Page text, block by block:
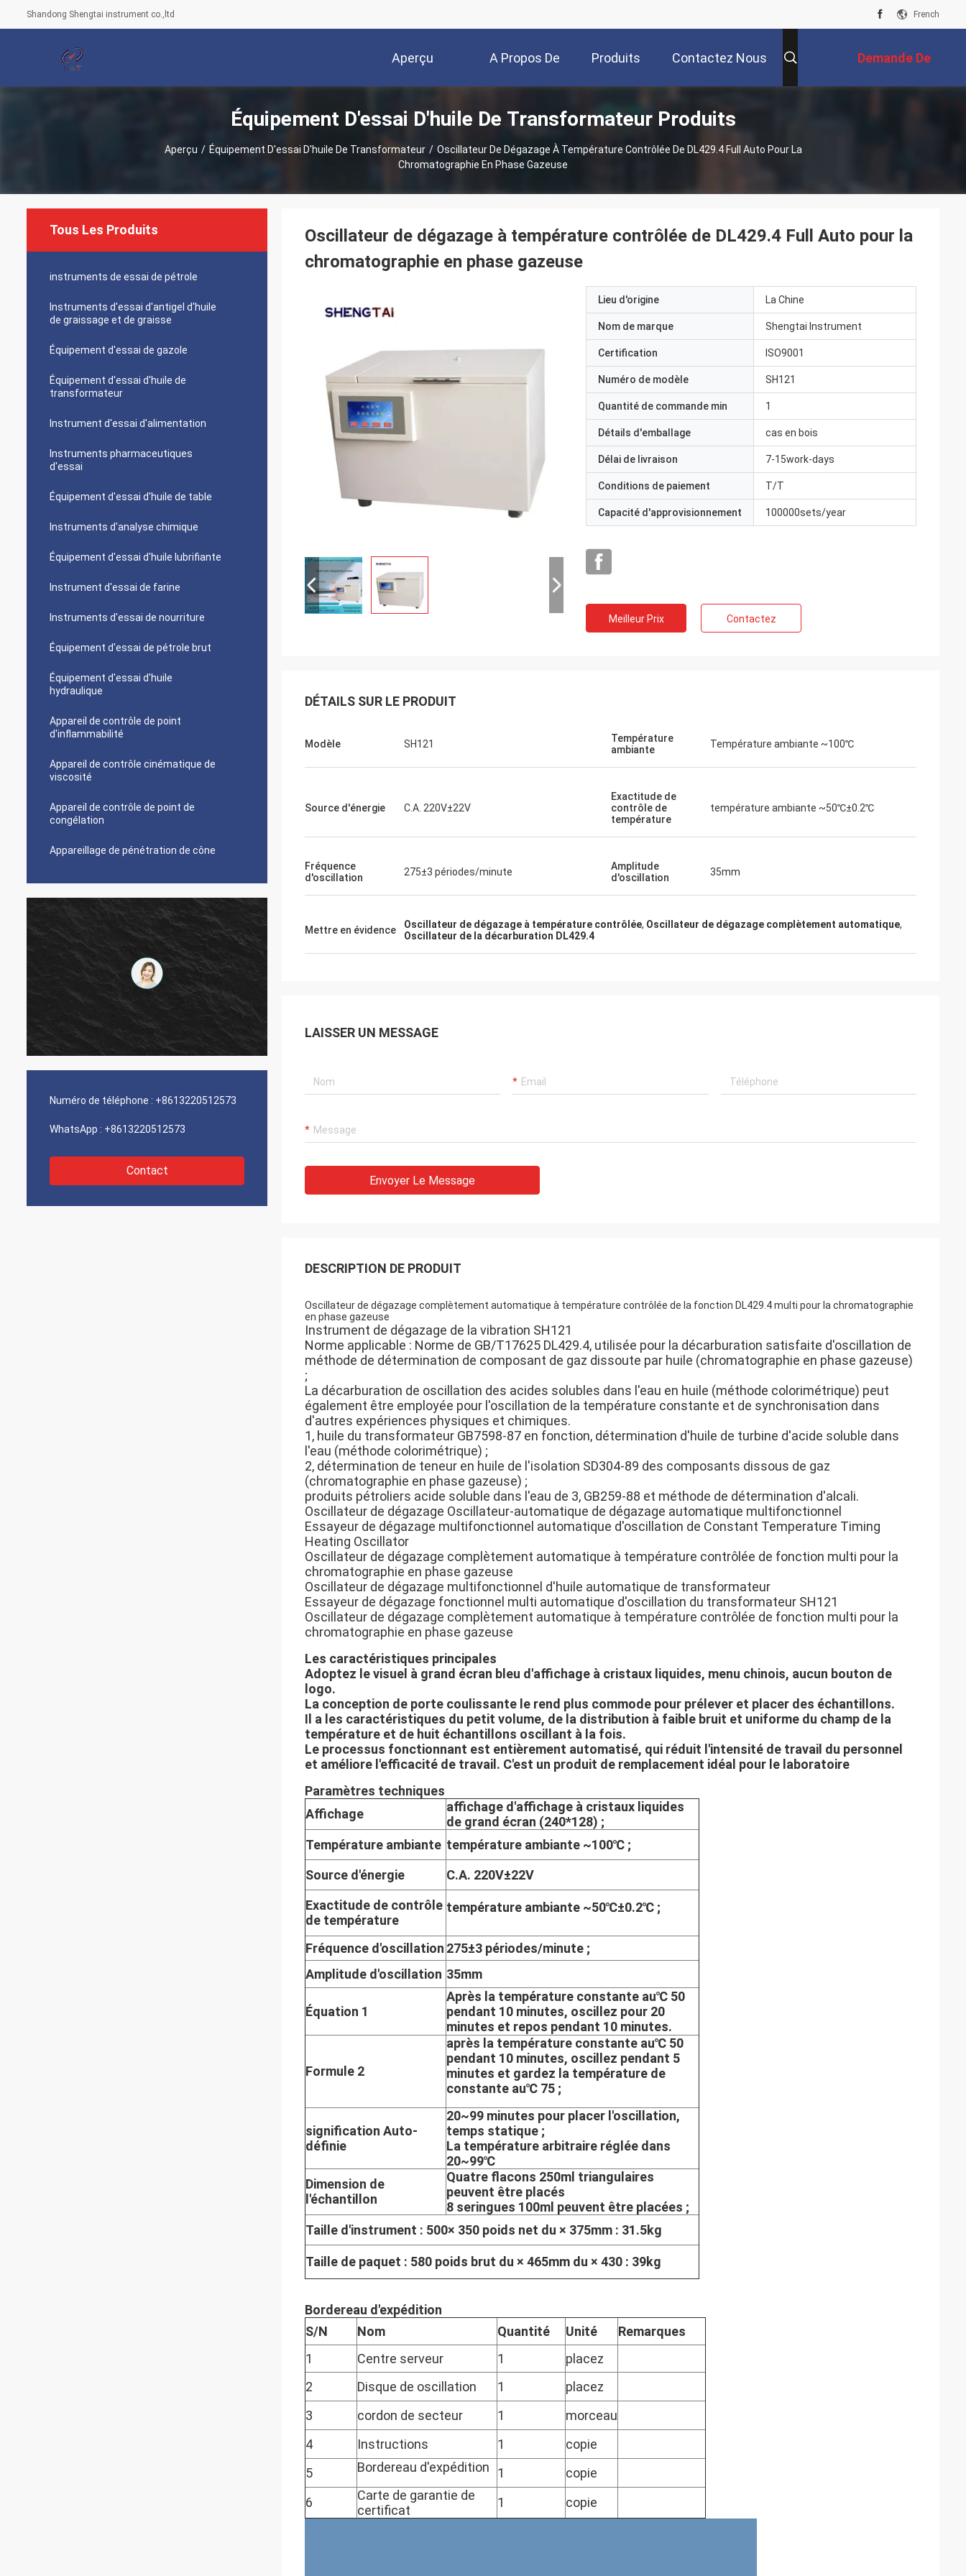
Shandong Shengtai instrument co.,ltd French
Aperçu A Propos De
Nous
Produits Contactez Nous Demande De
Soumission
Équipement D'essai D'huile De Transformateur Produits
Aperçu / Équipement D'essai D'huile De Transformateur / Oscillateur De Dégazage À Température Contrôlée De DL429.4 Full Auto Pour La
Chromatographie En Phase Gazeuse
Tous Les Produits
instruments de essai de pétrole
Instruments d'essai d'antigel d'huile
de graissage et de graisse
Équipement d'essai de gazole
Équipement d'essai d'huile de
transformateur
Instrument d'essai d'alimentation
Instruments pharmaceutiques
d'essai
Équipement d'essai d'huile de table
Instruments d'analyse chimique
Équipement d'essai d'huile lubrifiante
Instrument d'essai de farine
Instruments d'essai de nourriture
Équipement d'essai de pétrole brut
Équipement d'essai d'huile
hydraulique
Appareil de contrôle de point
d'inflammabilité
Appareil de contrôle cinématique de
viscosité
Appareil de contrôle de point de
congélation
Appareillage de pénétration de cône
Numéro de téléphone : +8613220512573
WhatsApp : +8613220512573
Contact
Oscillateur de dégazage à température contrôlée de DL429.4 Full Auto pour la
chromatographie en phase gazeuse
Lieu d'origine La Chine
Nom de marque Shengtai Instrument
Certification ISO9001
Numéro de modèle SH121
Quantité de commande min 1
Détails d'emballage cas en bois
Délai de livraison 7-15work-days
Conditions de paiement T/T
Capacité d'approvisionnement 100000sets/year
Meilleur Prix Contactez
DÉTAILS SUR LE PRODUIT
Modèle SH121
Température
ambiante
Température ambiante ~100℃
Source d'énergie C.A. 220V±22V
Exactitude de
contrôle de
température
température ambiante ~50℃±0.2℃
Fréquence
d'oscillation
275±3 périodes/minute
Amplitude
d'oscillation
35mm
Mettre en évidence Oscillateur de dégazage à température contrôlée, Oscillateur de dégazage complètement automatique,
Oscillateur de la décarburation DL429.4
LAISSER UN MESSAGE
Envoyer Le Message
DESCRIPTION DE PRODUIT
Oscillateur de dégazage complètement automatique à température contrôlée de la fonction DL429.4 multi pour la chromatographie
en phase gazeuse
Instrument de dégazage de la vibration SH121
Norme applicable : Norme de GB/T17625 DL429.4, utilisée pour la décarburation satisfaite d'oscillation de
méthode de détermination de composant de gaz dissoute par huile (chromatographie en phase gazeuse)
;
La décarburation de oscillation des acides solubles dans l'eau en huile (méthode colorimétrique) peut
également être employée pour l'oscillation de la température constante et de synchronisation dans
d'autres expériences physiques et chimiques.
1, huile du transformateur GB7598-87 en fonction, détermination d'huile de turbine d'acide soluble dans
l'eau (méthode colorimétrique) ;
2, détermination de teneur en huile de l'isolation SD304-89 des composants dissous de gaz
(chromatographie en phase gazeuse) ;
produits pétroliers acide soluble dans l'eau de 3, GB259-88 et méthode de détermination d'alcali.
Oscillateur de dégazage Oscillateur-automatique de dégazage automatique multifonctionnel
Essayeur de dégazage multifonctionnel automatique d'oscillation de Constant Temperature Timing
Heating Oscillator
Oscillateur de dégazage complètement automatique à température contrôlée de fonction multi pour la
chromatographie en phase gazeuse
Oscillateur de dégazage multifonctionnel d'huile automatique de transformateur
Essayeur de dégazage fonctionnel multi automatique d'oscillation du transformateur SH121
Oscillateur de dégazage complètement automatique à température contrôlée de fonction multi pour la
chromatographie en phase gazeuse
Les caractéristiques principales
Adoptez le visuel à grand écran bleu d'affichage à cristaux liquides, menu chinois, aucun bouton de
logo.
La conception de porte coulissante le rend plus commode pour prélever et placer des échantillons.
Il a les caractéristiques du petit volume, de la distribution à faible bruit et uniforme du champ de la
température et de huit échantillons oscillant à la fois.
Le processus fonctionnant est entièrement automatisé, qui réduit l'intensité de travail du personnel
et améliore l'efficacité de travail. C'est un produit de remplacement idéal pour le laboratoire
Paramètres techniques
Affichage
affichage d'affichage à cristaux liquides
de grand écran (240*128) ;
Température ambiante température ambiante ~100℃ ;
Source d'énergie
C.A. 220V±22V
Exactitude de contrôle
de température
température ambiante ~50℃±0.2℃ ;
Fréquence d'oscillation 275±3 périodes/minute ;
Amplitude d'oscillation 35mm
Équation 1
Après la température constante au℃ 50
pendant 10 minutes, oscillez pour 20
minutes et repos pendant 10 minutes.
Formule 2
après la température constante au℃ 50
pendant 10 minutes, oscillez pendant 5
minutes et gardez la température de
constante au℃ 75 ;
signification Auto-
définie
20~99 minutes pour placer l'oscillation,
temps statique ;
La température arbitraire réglée dans
20~99℃
Dimension de
l'échantillon
Quatre flacons 250ml triangulaires
peuvent être placés
8 seringues 100ml peuvent être placées ;
Taille d'instrument : 500× 350 poids net du × 375mm : 31.5kg
Taille de paquet : 580 poids brut du × 465mm du × 430 : 39kg
Bordereau d'expédition
S/N
Nom Quantité Unité
Remarques
1
Centre serveur 1
placez
2
Disque de oscillation 1
placez
3
cordon de secteur 1
morceau
4
Instructions 1
copie
5
Bordereau d'expédition 1
copie
6
Carte de garantie de
certificat
1 copie